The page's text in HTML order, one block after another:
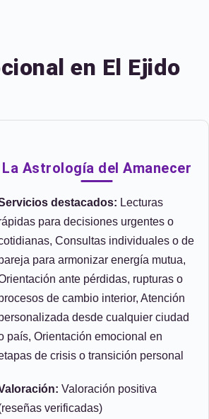
en El Ejido
La Astrología del Amanecer
destacados: Lecturas
para decisiones urgentes o
Consultas individuales o de
para armonizar energía mutua,
ante pérdidas, rupturas o
de cambio interior, Atención
desde cualquier ciudad
país, Orientación emocional en
de crisis o transición personal
Valoración positiva
verificadas)